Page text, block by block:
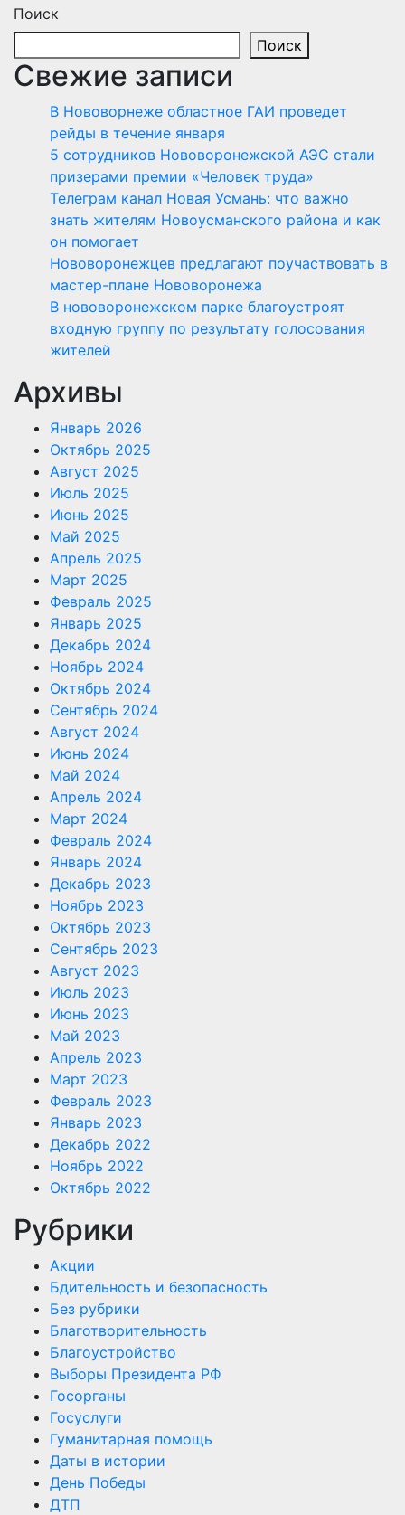
Поиск
Поиск
Свежие записи
В Нововорнеже областное ГАИ проведет
рейды в течение января
5 сотрудников Нововоронежской АЭС стали
призерами премии «Человек труда»
Телеграм канал Новая Усмань: что важно
знать жителям Новоусманского района и как
он помогает
Нововоронежцев предлагают поучаствовать в
мастер-плане Нововоронежа
В нововоронежском парке благоустроят
входную группу по результату голосования
жителей
Архивы
Январь 2026
Октябрь 2025
Август 2025
Июль 2025
Июнь 2025
Май 2025
Апрель 2025
Март 2025
Февраль 2025
Январь 2025
Декабрь 2024
Ноябрь 2024
Октябрь 2024
Сентябрь 2024
Август 2024
Июнь 2024
Май 2024
Апрель 2024
Март 2024
Февраль 2024
Январь 2024
Декабрь 2023
Ноябрь 2023
Октябрь 2023
Сентябрь 2023
Август 2023
Июль 2023
Июнь 2023
Май 2023
Апрель 2023
Март 2023
Февраль 2023
Январь 2023
Декабрь 2022
Ноябрь 2022
Октябрь 2022
Рубрики
Акции
Бдительность и безопасность
Без рубрики
Благотворительность
Благоустройство
Выборы Президента РФ
Госорганы
Госуслуги
Гуманитарная помощь
Даты в истории
День Победы
ДТП